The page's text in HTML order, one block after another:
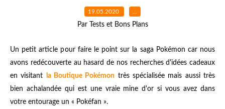
19.05.2020 …
Par Tests et Bons Plans
Un petit article pour faire le point sur la saga Pokémon car nous
avons redécouverte au hasard de nos recherches d'idées cadeaux
en visitant
la Boutique Pokémon très spécialisée mais aussi très
bien achalandée qui est une vraie mine d'or si vous avez dans
votre entourage un « Pokéfan ».